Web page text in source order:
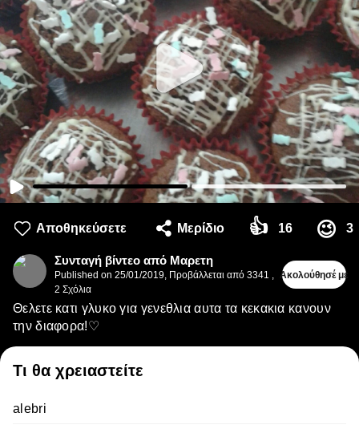
Αποθηκεύσετε Μερίδιο 👍 16 😉 3
Συνταγή βίντεο από Μαρετη
Published on 25/01/2019, Προβάλλεται από 3341 ,
2 Σχόλια
Ακολούθησέ με
Θελετε κατι γλυκο για γενεθλια αυτα τα κεκακια κανουν
την διαφορα!♡
Τι θα χρειαστείτε
alebri